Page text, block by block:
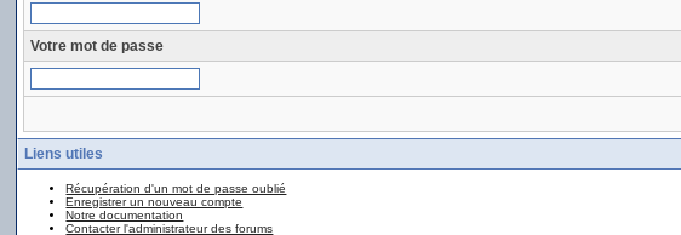
Votre mot de passe
Liens utiles
Récupération d'un mot de passe oublié
Enregistrer un nouveau compte
Notre documentation
Contacter l'administrateur des forums